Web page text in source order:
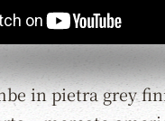
in pietra grey